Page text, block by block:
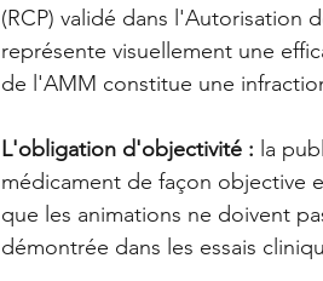
(RCP) validé dans l'Autorisation
représente visuellement une
de l'AMM constitue une
L'obligation d'objectivité : la
médicament de façon objective
que les animations ne doivent
démontrée dans les essais